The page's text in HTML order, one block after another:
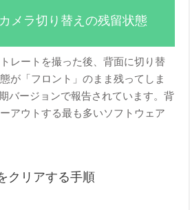
メラ切り替えの残留状態
レートを撮った後、背面に切り替
が「フロント」のまま残ってしま
バージョンで報告されています。背
アウトする最も多いソフトウェア
クリアする手順